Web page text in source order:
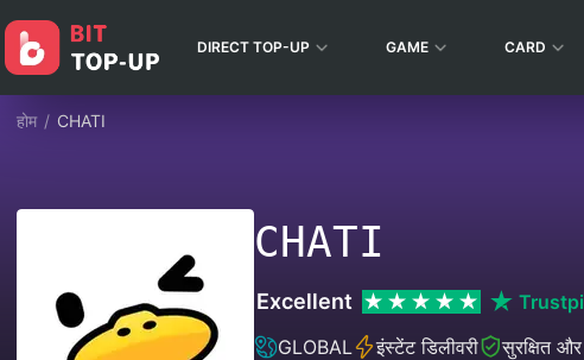
DIRECT TOP-UP GAME CARD
होम / CHATI
CHATI
Excellent
GLOBAL
इंस्टेंट डिलीवरी
सुरक्षित